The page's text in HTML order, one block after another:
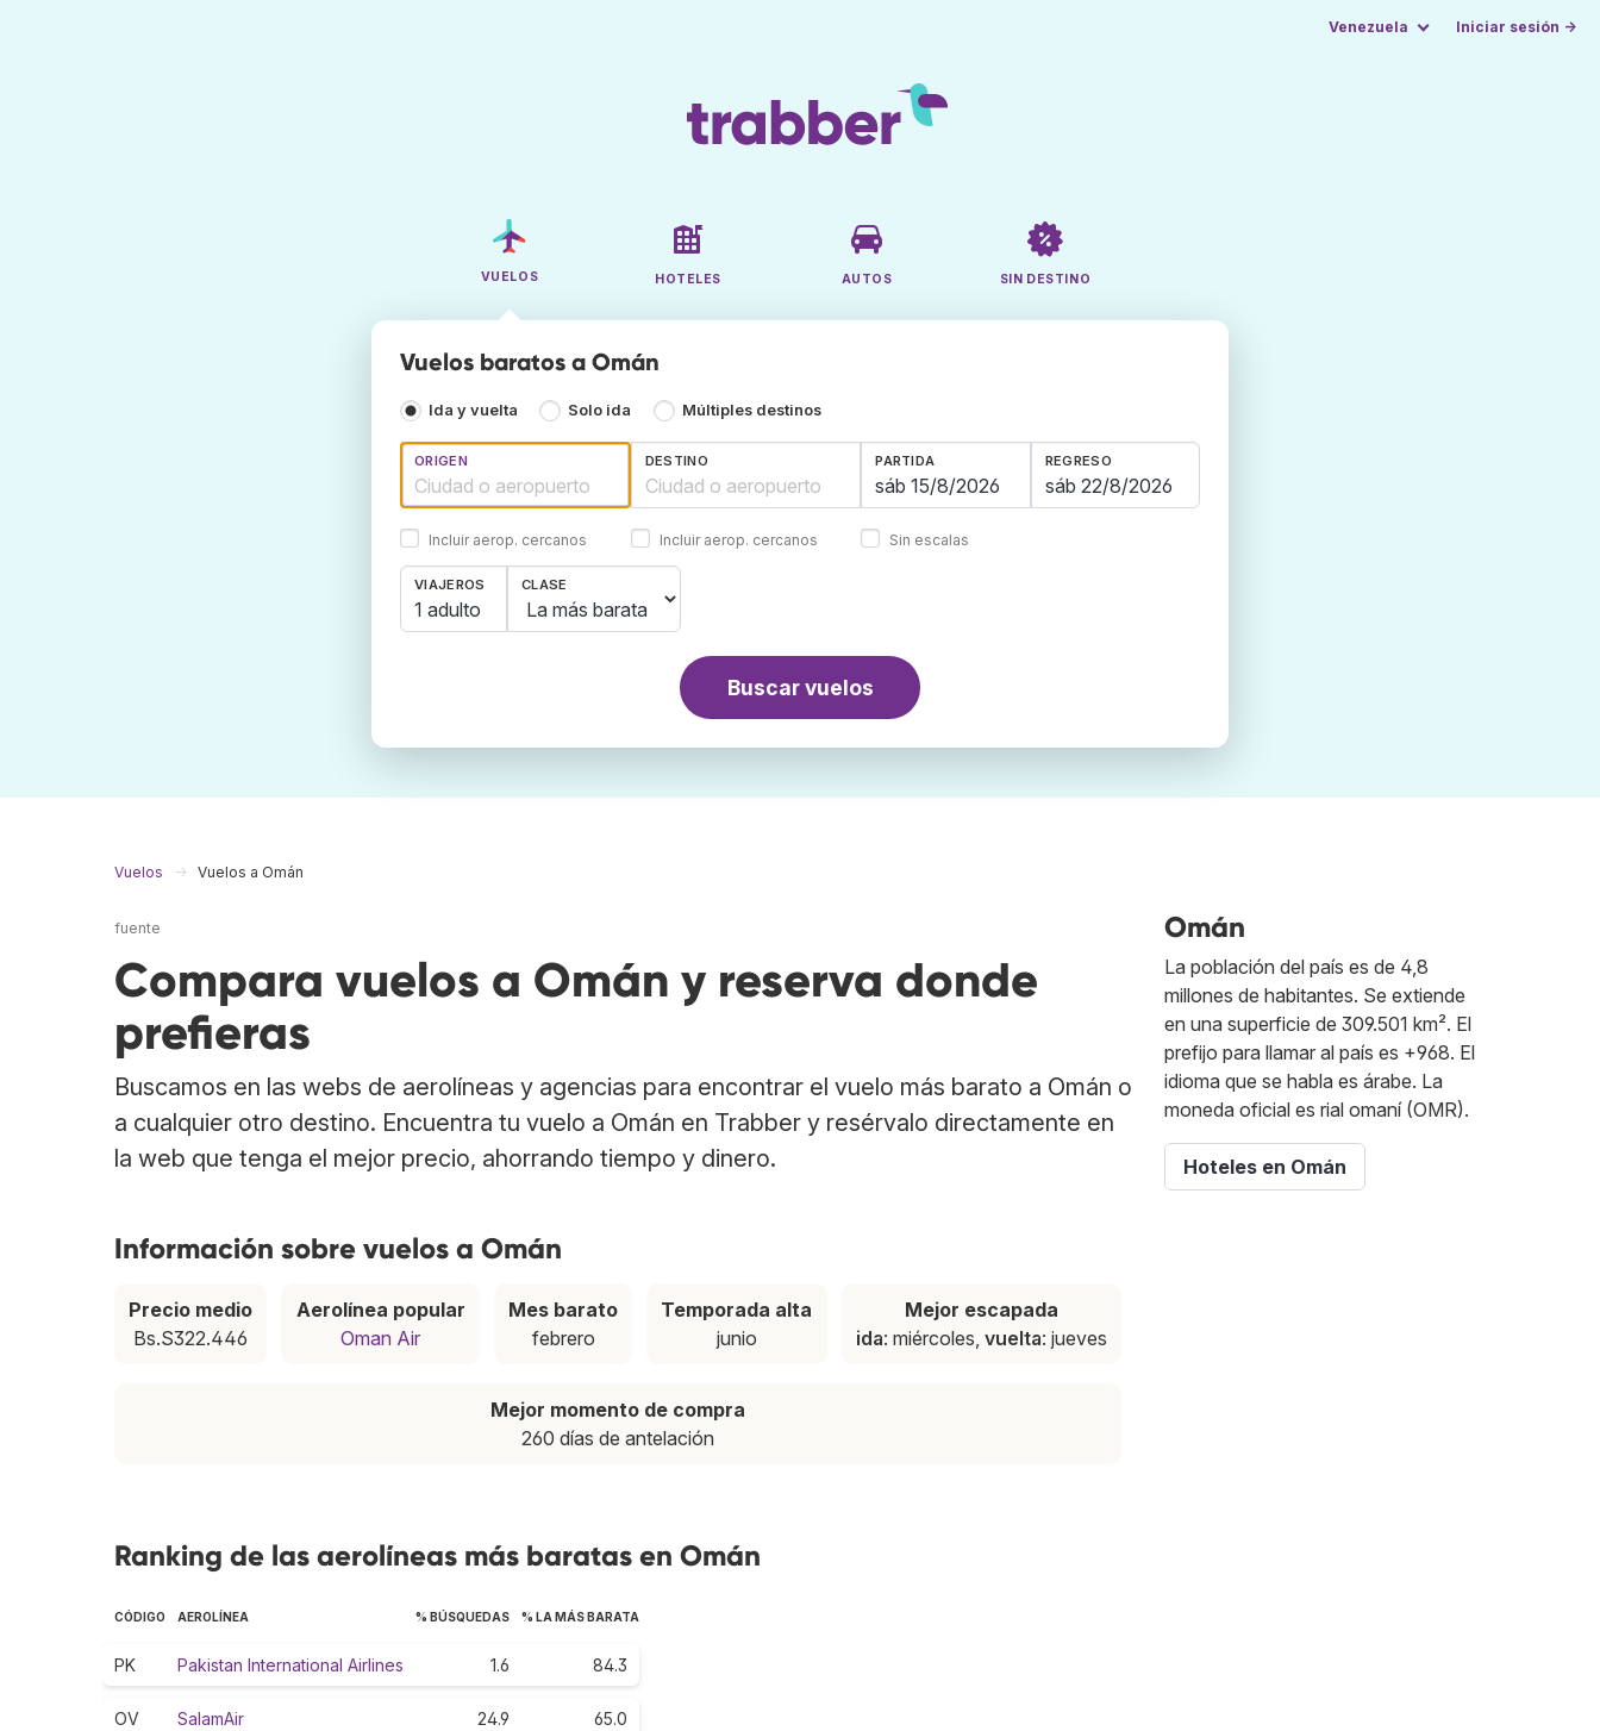
Venezuela Iniciar sesión →
VUELOS HOTELES AUTOS SIN DESTINO
Vuelos baratos a Omán
Ida y vuelta Solo ida Múltiples destinos
ORIGEN
Incluir aerop. cercanos
DESTINO
Incluir aerop. cercanos
PARTIDA REGRESO
Sin escalas
VIAJEROS
1 adulto
CLASE
Buscar vuelos
Vuelos Vuelos a Omán
fuente
Compara vuelos a Omán y reserva donde
prefieras
Buscamos en las webs de aerolíneas y agencias para encontrar el vuelo más barato a Omán o
a cualquier otro destino. Encuentra tu vuelo a Omán en Trabber y resérvalo directamente en
la web que tenga el mejor precio, ahorrando tiempo y dinero.
Información sobre vuelos a Omán
Precio medio
Bs.S322.446
Aerolínea popular
Oman Air
Mes barato
febrero
Temporada alta
junio
Mejor escapada
ida: miércoles, vuelta: jueves
Mejor momento de compra
260 días de antelación
Ranking de las aerolíneas más baratas en Omán
CÓDIGO AEROLÍNEA % BÚSQUEDAS % LA MÁS BARATA
PK Pakistan International Airlines 1.6 84.3
OV SalamAir 24.9 65.0
Omán
La población del país es de 4,8
millones de habitantes. Se extiende
en una superficie de 309.501 km². El
prefijo para llamar al país es +968. El
idioma que se habla es árabe. La
moneda oficial es rial omaní (OMR).
Hoteles en Omán